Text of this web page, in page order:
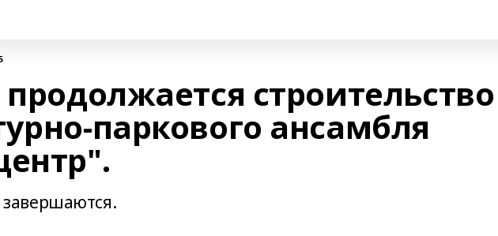
строительство
паркового ансамбля